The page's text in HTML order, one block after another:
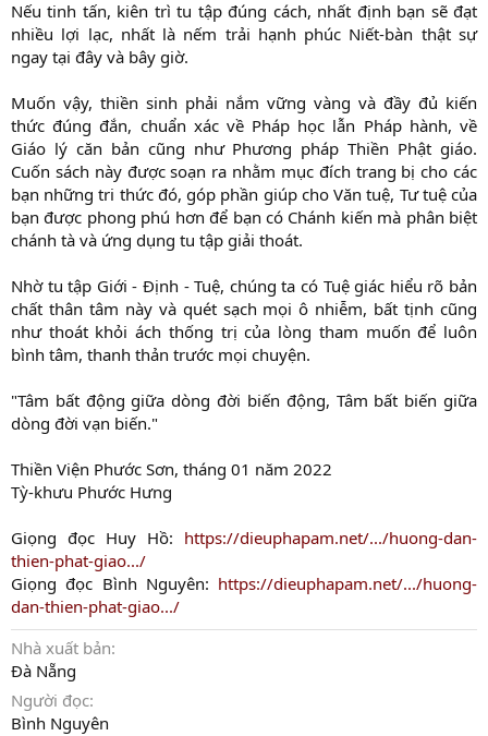
Nếu tinh tấn, kiên trì tu tập đúng cách, nhất định bạn sẽ đạt
nhiều lợi lạc, nhất là nếm trải hạnh phúc Niết-bàn thật sự
ngay tại đây và bây giờ.
Muốn vậy, thiền sinh phải nắm vững vàng và đầy đủ kiến
thức đúng đắn, chuẩn xác về Pháp học lẫn Pháp hành, về
Giáo lý căn bản cũng như Phương pháp Thiền Phật giáo.
Cuốn sách này được soạn ra nhằm mục đích trang bị cho các
bạn những tri thức đó, góp phần giúp cho Văn tuệ, Tư tuệ của
bạn được phong phú hơn để bạn có Chánh kiến mà phân biệt
chánh tà và ứng dụng tu tập giải thoát.
Nhờ tu tập Giới - Định - Tuệ, chúng ta có Tuệ giác hiểu rõ bản
chất thân tâm này và quét sạch mọi ô nhiễm, bất tịnh cũng
như thoát khỏi ách thống trị của lòng tham muốn để luôn
bình tâm, thanh thản trước mọi chuyện.
"Tâm bất động giữa dòng đời biến động, Tâm bất biến giữa
dòng đời vạn biến."
Thiền Viện Phước Sơn, tháng 01 năm 2022
Tỳ-khưu Phước Hưng
Giọng đọc Huy Hồ: https://dieuphapam.net/.../huong-dan-
thien-phat-giao.../
Giọng đọc Bình Nguyên: https://dieuphapam.net/.../huong-
dan-thien-phat-giao.../
Nhà xuất bản
Đà Nẵng
Người đọc
Bình Nguyên